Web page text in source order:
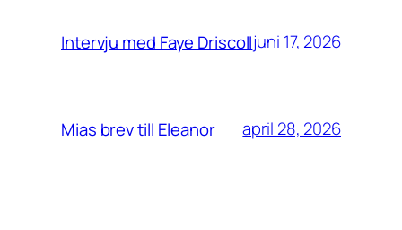
Intervju med Faye Driscolljuni 17, 2026
Mias brev till Eleanor april 28, 2026